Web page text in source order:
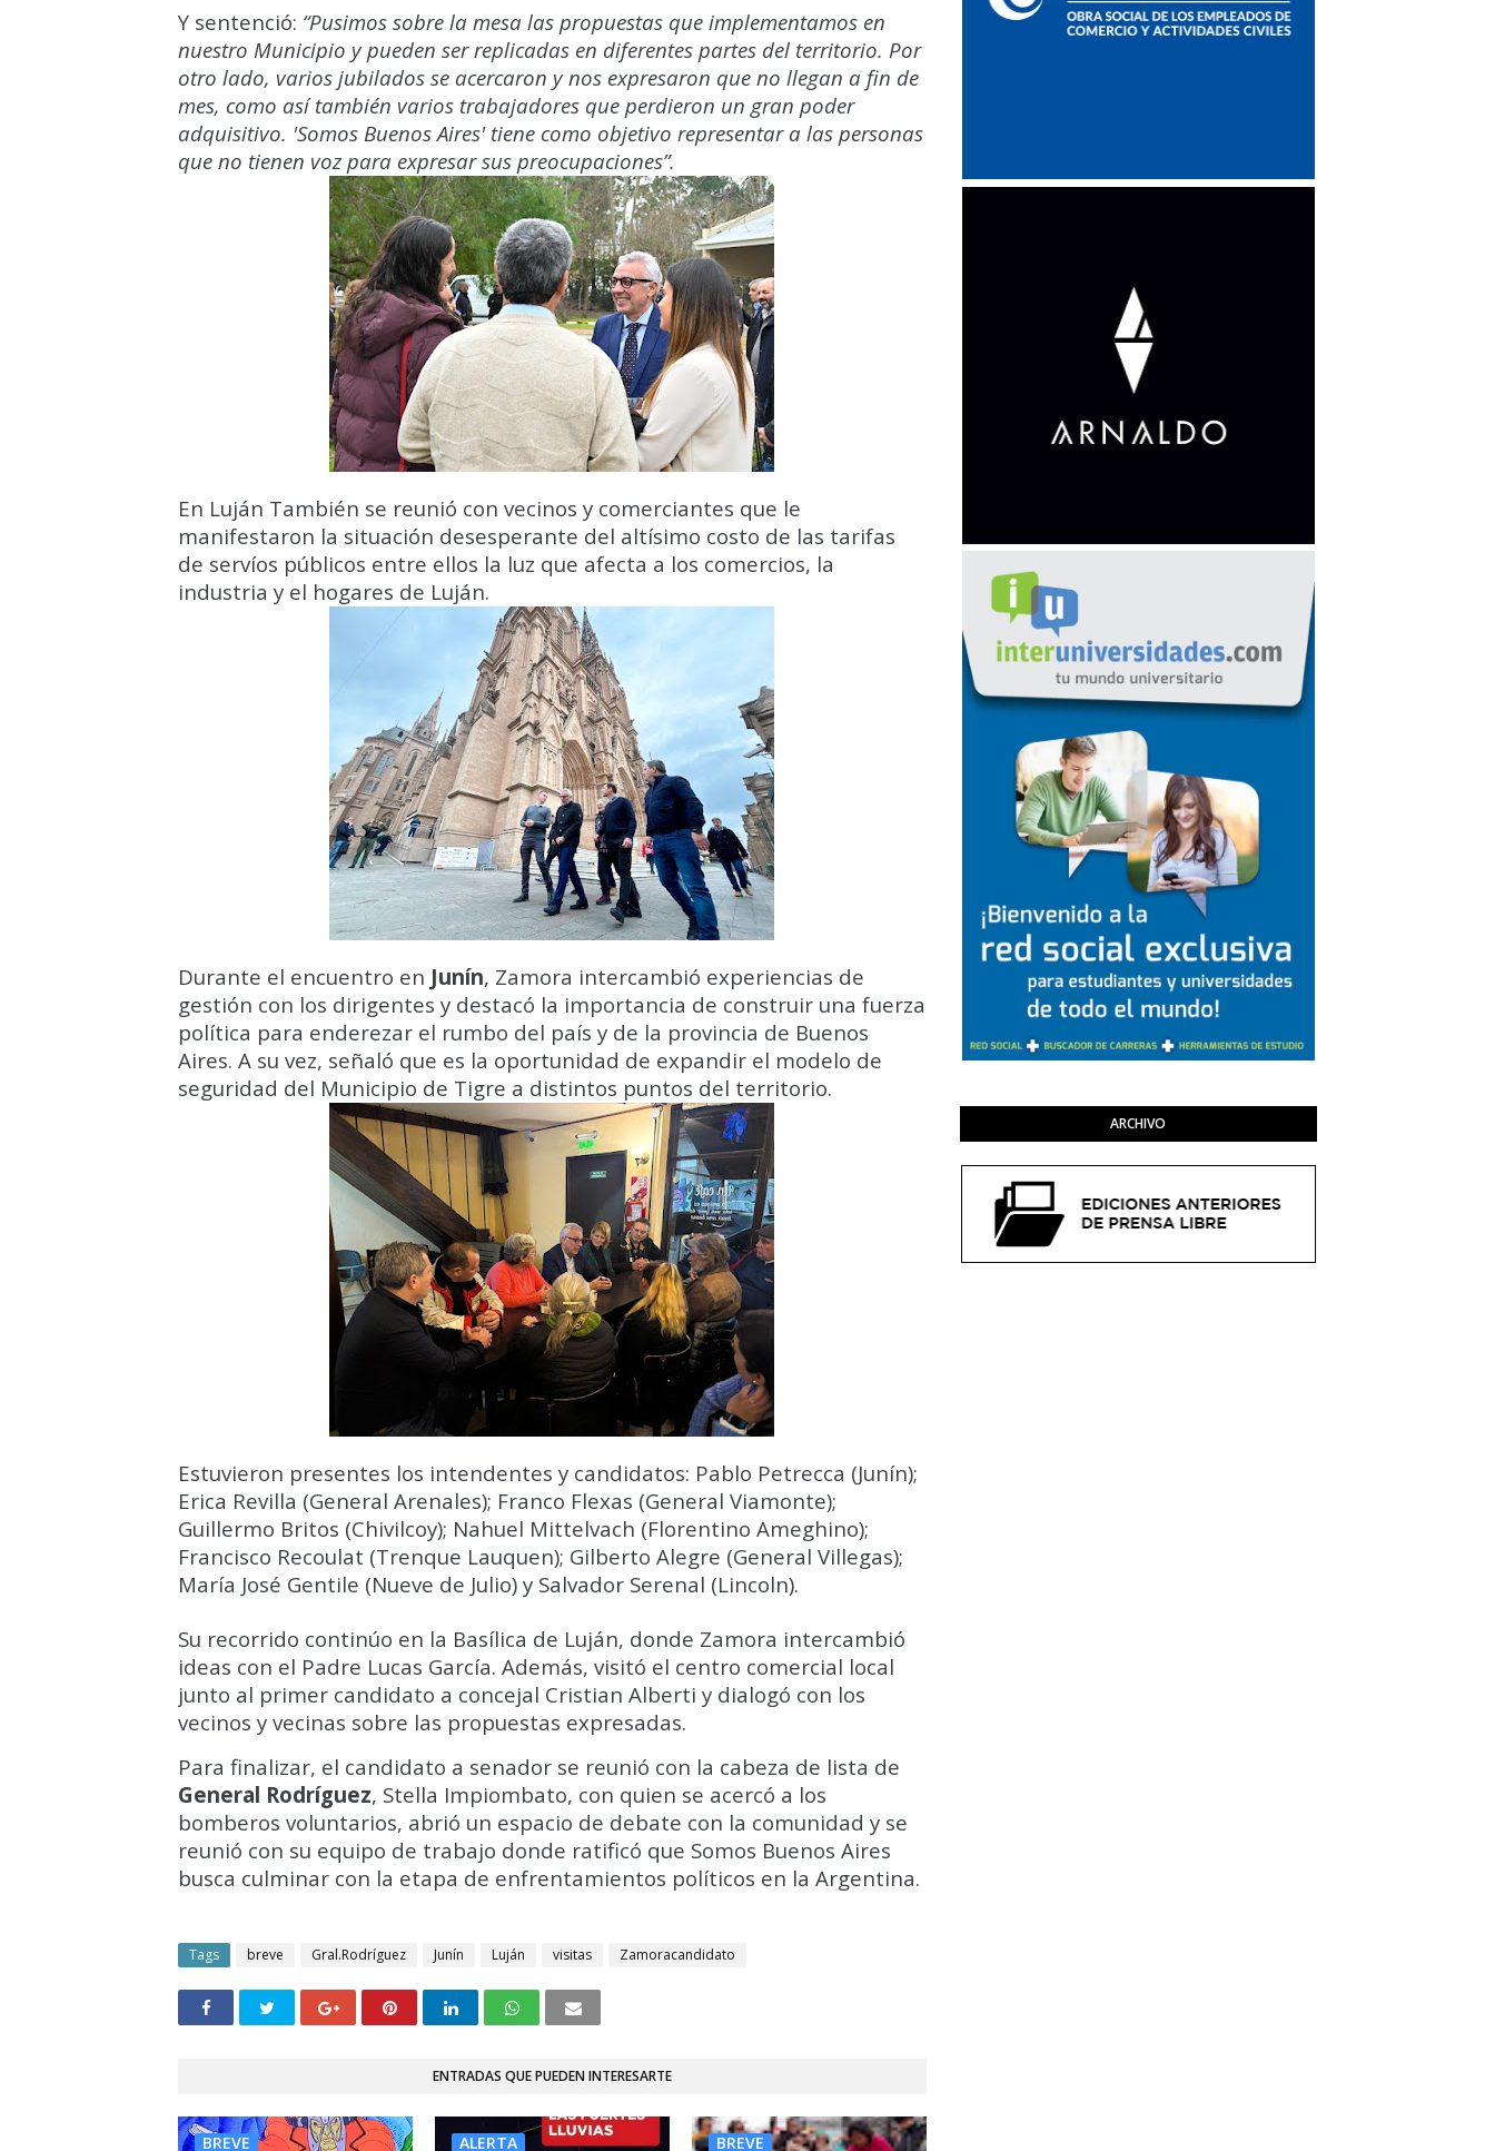
Y sentenció: “Pusimos sobre la mesa las propuestas que implementamos en
nuestro Municipio y pueden ser replicadas en diferentes partes del territorio. Por
otro lado, varios jubilados se acercaron y nos expresaron que no llegan a fin de
mes, como así también varios trabajadores que perdieron un gran poder
adquisitivo. 'Somos Buenos Aires' tiene como objetivo representar a las personas
que no tienen voz para expresar sus preocupaciones”.
En Luján También se reunió con vecinos y comerciantes que le
manifestaron la situación desesperante del altísimo costo de las tarifas
de servíos públicos entre ellos la luz que afecta a los comercios, la
industria y el hogares de Luján.
Durante el encuentro en Junín, Zamora intercambió experiencias de
gestión con los dirigentes y destacó la importancia de construir una fuerza
política para enderezar el rumbo del país y de la provincia de Buenos
Aires. A su vez, señaló que es la oportunidad de expandir el modelo de
seguridad del Municipio de Tigre a distintos puntos del territorio.
Estuvieron presentes los intendentes y candidatos: Pablo Petrecca (Junín);
Erica Revilla (General Arenales); Franco Flexas (General Viamonte);
Guillermo Britos (Chivilcoy); Nahuel Mittelvach (Florentino Ameghino);
Francisco Recoulat (Trenque Lauquen); Gilberto Alegre (General Villegas);
María José Gentile (Nueve de Julio) y Salvador Serenal (Lincoln).
Su recorrido continúo en la Basílica de Luján, donde Zamora intercambió
ideas con el Padre Lucas García. Además, visitó el centro comercial local
junto al primer candidato a concejal Cristian Alberti y dialogó con los
vecinos y vecinas sobre las propuestas expresadas.
Para finalizar, el candidato a senador se reunió con la cabeza de lista de
General Rodríguez, Stella Impiombato, con quien se acercó a los
bomberos voluntarios, abrió un espacio de debate con la comunidad y se
reunió con su equipo de trabajo donde ratificó que Somos Buenos Aires
busca culminar con la etapa de enfrentamientos políticos en la Argentina.
Tags breve Gral.Rodríguez Junín Luján visitas Zamoracandidato
ENTRADAS QUE PUEDEN INTERESARTE
BREVE ALERTA BREVE
ARCHIVO